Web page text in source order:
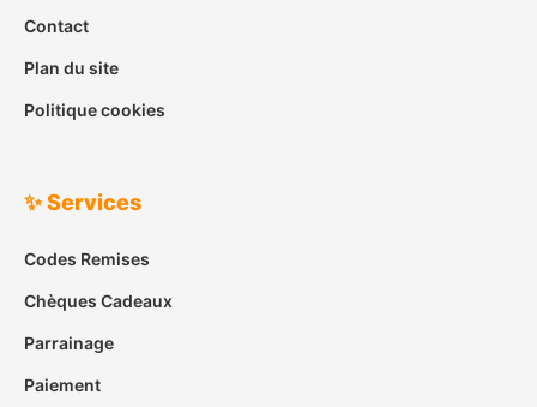
Contact
Plan du site
Politique cookies
✨ Services
Codes Remises
Chèques Cadeaux
Parrainage
Paiement